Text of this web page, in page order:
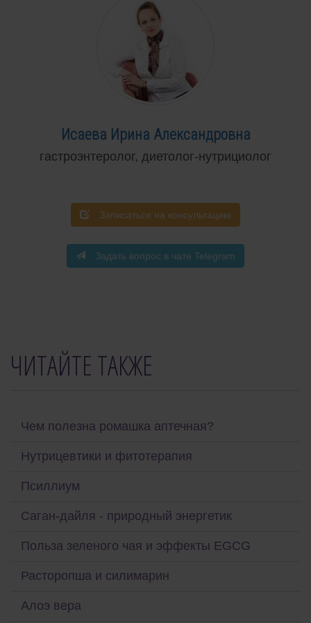
Исаева Ирина Александровна
гастроэнтеролог, диетолог-нутрициолог
Записаться на консультацию
Задать вопрос в чате Telegram
ЧИТАЙТЕ ТАКЖЕ
Чем полезна ромашка аптечная?
Нутрицевтики и фитотерапия
Псиллиум
Саган-дайля - природный энергетик
Польза зеленого чая и эффекты EGCG
Расторопша и силимарин
Алоэ вера